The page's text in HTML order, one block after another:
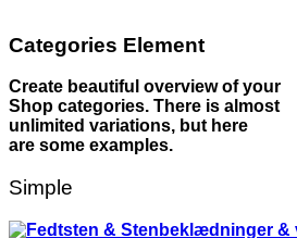
Categories Element
Create beautiful overview of your
Shop categories. There is almost
unlimited variations, but here
are some examples.
Simple